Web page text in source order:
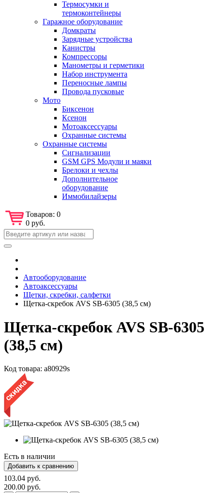
Термосумки и
термоконтейнеры
Гаражное оборудование
Домкраты
Зарядные устройства
Канистры
Компрессоры
Манометры и герметики
Набор инструмента
Переносные лампы
Провода пусковые
Мото
Биксенон
Ксенон
Мотоаксессуары
Охранные системы
Охранные системы
Сигнализации
GSM GPS Модули и маяки
Брелоки и чехлы
Дополнительное
оборудование
Иммобилайзеры
Товаров: 0
0 руб.
Автооборудование
Автоаксессуары
Щетки, скребки, салфетки
Щетка-скребок AVS SB-6305 (38,5 cм)
Щетка-скребок AVS SB-6305
(38,5 cм)
Код товара: a80929s
Есть в наличии
103.04 руб.
200.00 руб.